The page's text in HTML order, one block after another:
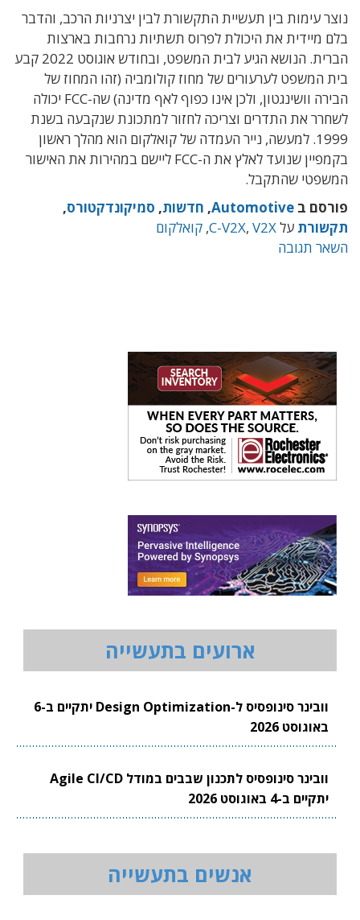
נוצר עימות בין תעשיית התקשורת לבין יצרניות הרכב, והדבר
בלם מיידית את היכולת לפרוס תשתיות נרחבות בארצות
הברית. הנושא הגיע לבית המשפט, ובחודש אוגוסט 2022 קבע
בית המשפט לערעורים של מחוז קולומביה (זהו המחוז של
הבירה וושינגטון, ולכן אינו כפוף לאף מדינה) שה-FCC יכולה
לשחרר את התדרים וצריכה לחזור למתכונת שנקבעה בשנת
1999. למעשה, נייר העמדה של קואלקום הוא מהלך ראשון
בקמפיין שנועד לאלץ את ה-FCC ליישם במהירות את האישור
המשפטי שהתקבל.
פורסם ב Automotive
, חדשות, סמיקונדקטורס,
תקשורת על C-V2X, V2X
, קואלקום
השאר תגובה
ארועים בתעשייה
וובינר סינופסיס ל-Design Optimization יתקיים ב-6
באוגוסט 2026
וובינר סינופסיס לתכנון שבבים במודל Agile CI/CD
יתקיים ב-4 באוגוסט 2026
אנשים בתעשייה